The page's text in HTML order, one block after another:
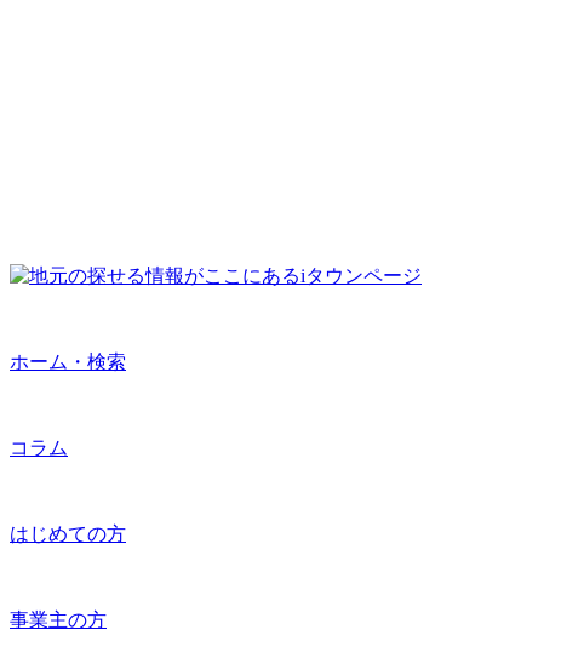
ホーム・検索
コラム
はじめての方
事業主の方